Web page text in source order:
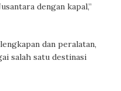
dengan kapal,”
dan peralatan,
salah satu destinasi